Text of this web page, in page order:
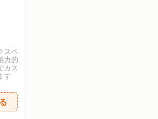
スペ
力的
カス
す